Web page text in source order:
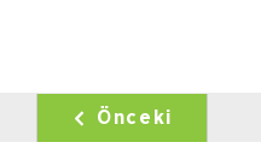
Önceki